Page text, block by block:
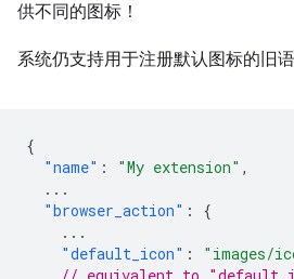
供不同的图标！
系统仍支持用于注册默认图标的旧语
{
"name" : "My extension" ,
...
"browser_action" :
{
...
"default_icon" : "images/